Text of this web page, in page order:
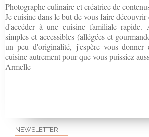
NEWSLETTER
Photographe culinaire et créatrice de
Je cuisine dans le but de vous faire découvrir
d'accéder à une cuisine familiale rapide.
simples et accessibles (allégées et
un peu d'originalité, j'espère vous
cuisine autrement pour que vous puissiez
Armelle